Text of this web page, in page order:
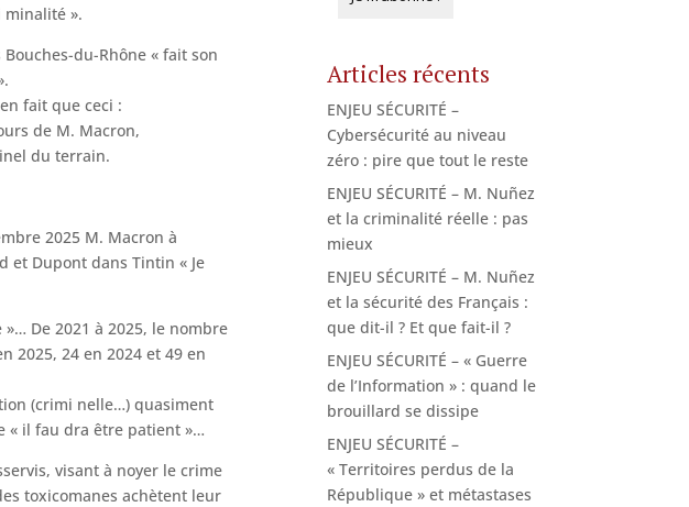
minalité ».
du-Rhône « fait son
fait que ceci :
de M. Macron,
du terrain.
2025 M. Macron à
et Dupont dans Tintin « Je
De 2021 à 2025, le nombre
2025, 24 en 2024 et 49 en
(crimi nelle…) quasiment
« il fau dra être patient »…
visant à noyer le crime
toxicomanes achètent leur
Articles récents
ENJEU SÉCURITÉ –
Cybersécurité au niveau
zéro : pire que tout le reste
ENJEU SÉCURITÉ – M. Nuñez
et la criminalité réelle : pas
mieux
ENJEU SÉCURITÉ – M. Nuñez
et la sécurité des Français :
que dit-il ? Et que fait-il ?
ENJEU SÉCURITÉ – « Guerre
de l’Information » : quand le
brouillard se dissipe
ENJEU SÉCURITÉ –
« Territoires perdus de la
République » et métastases